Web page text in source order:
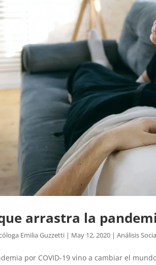
arrastra la
Emilia Guzzetti | May 12, 2020 |Análisis
por COVID-19 vino a cambiar el